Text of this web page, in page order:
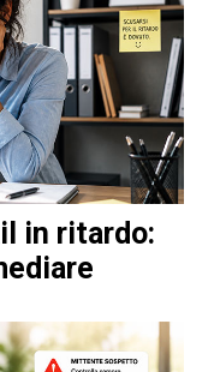
in ritardo: